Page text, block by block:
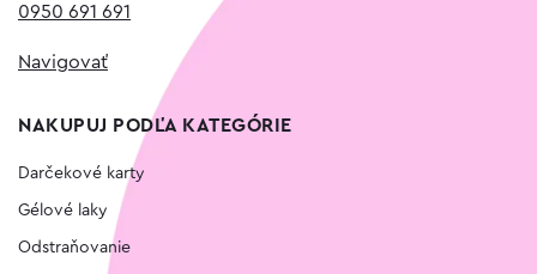
0950 691 691
Navigovať
NAKUPUJ PODĽA KATEGÓRIE
Darčekové karty
Gélové laky
Odstraňovanie